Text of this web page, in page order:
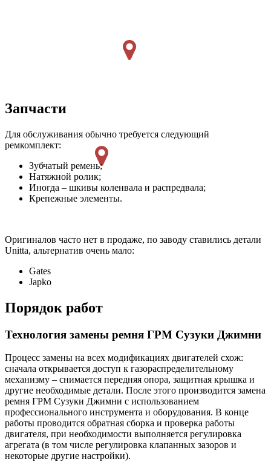
Запчасти
Для обслуживания обычно требуется следующий
ремкомплект:
Зубчатый ремень;
Натяжной ролик;
Иногда – шкивы коленвала и распредвала;
Крепежные элементы.
Оригиналов часто нет в продаже, по заводу ставились детали
Unitta, альтернатив очень мало:
Gates
Japko
Порядок работ
Технология замены ремня ГРМ Сузуки Джимни
Процесс замены на всех модификациях двигателей схож:
сначала открывается доступ к газораспределительному
механизму – снимается передняя опора, защитная крышка и
другие необходимые детали. После этого производится замена
ремня ГРМ Сузуки Джимни с использованием
профессионального инструмента и оборудования. В конце
работы проводится обратная сборка и проверка работы
двигателя, при необходимости выполняется регулировка
агрегата (в том числе регулировка клапанных зазоров и
некоторые другие настройки).